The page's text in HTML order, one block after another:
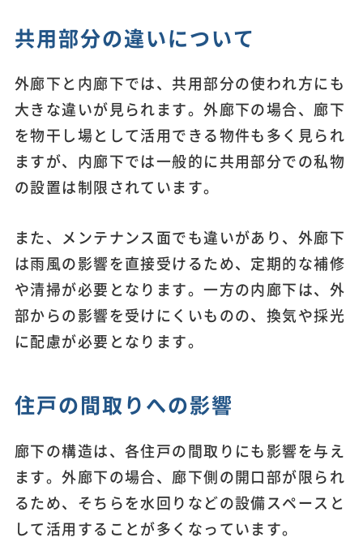
共用部分の違いについて
外廊下と内廊下では、共用部分の使われ方にも
大きな違いが見られます。外廊下の場合、廊下
を物干し場として活用できる物件も多く見られ
ますが、内廊下では一般的に共用部分での私物
の設置は制限されています。
また、メンテナンス面でも違いがあり、外廊下
は雨風の影響を直接受けるため、定期的な補修
や清掃が必要となります。一方の内廊下は、外
部からの影響を受けにくいものの、換気や採光
に配慮が必要となります。
住戸の間取りへの影響
廊下の構造は、各住戸の間取りにも影響を与え
ます。外廊下の場合、廊下側の開口部が限られ
るため、そちらを水回りなどの設備スペースと
して活用することが多くなっています。